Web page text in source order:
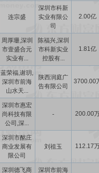
连宗盛
深圳市科新
实业有限公
司
2.00亿
周厚珊,深圳
市壹盛合元
实业有...
陈福兴,深圳
市科新实业
控股有...
1.81亿
蓝荣福,谢玥,
深圳市前海
山水天...
陕西润庭广
告有限公司
3700.00
深圳市惠宏
尚科技有限
公司,深...
- 200.00
深圳市酩庄
商业发展有
限公司
刘祖玉 112.17
深圳德飞商
深圳市前海